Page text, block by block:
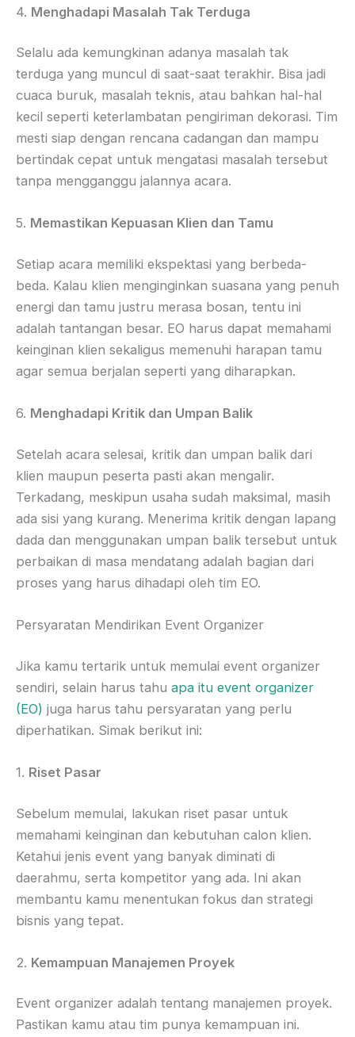
4. Menghadapi Masalah Tak Terduga
Selalu ada kemungkinan adanya masalah tak
terduga yang muncul di saat-saat terakhir. Bisa jadi
cuaca buruk, masalah teknis, atau bahkan hal-hal
kecil seperti keterlambatan pengiriman dekorasi. Tim
mesti siap dengan rencana cadangan dan mampu
bertindak cepat untuk mengatasi masalah tersebut
tanpa mengganggu jalannya acara.
5. Memastikan Kepuasan Klien dan Tamu
Setiap acara memiliki ekspektasi yang berbeda-
beda. Kalau klien menginginkan suasana yang penuh
energi dan tamu justru merasa bosan, tentu ini
adalah tantangan besar. EO harus dapat memahami
keinginan klien sekaligus memenuhi harapan tamu
agar semua berjalan seperti yang diharapkan.
6. Menghadapi Kritik dan Umpan Balik
Setelah acara selesai, kritik dan umpan balik dari
klien maupun peserta pasti akan mengalir.
Terkadang, meskipun usaha sudah maksimal, masih
ada sisi yang kurang. Menerima kritik dengan lapang
dada dan menggunakan umpan balik tersebut untuk
perbaikan di masa mendatang adalah bagian dari
proses yang harus dihadapi oleh tim EO.
Persyaratan Mendirikan Event Organizer
Jika kamu tertarik untuk memulai event organizer
sendiri, selain harus tahu apa itu event organizer
(EO) juga harus tahu persyaratan yang perlu
diperhatikan. Simak berikut ini:
1. Riset Pasar
Sebelum memulai, lakukan riset pasar untuk
memahami keinginan dan kebutuhan calon klien.
Ketahui jenis event yang banyak diminati di
daerahmu, serta kompetitor yang ada. Ini akan
membantu kamu menentukan fokus dan strategi
bisnis yang tepat.
2. Kemampuan Manajemen Proyek
Event organizer adalah tentang manajemen proyek.
Pastikan kamu atau tim punya kemampuan ini.